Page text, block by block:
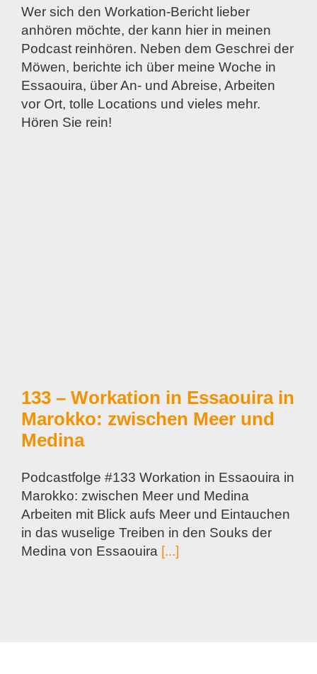
Wer sich den Workation-Bericht lieber
anhören möchte, der kann hier in meinen
Podcast reinhören. Neben dem Geschrei der
Möwen, berichte ich über meine Woche in
Essaouira, über An- und Abreise, Arbeiten
vor Ort, tolle Locations und vieles mehr.
Hören Sie rein!
133 – Workation in Essaouira in
Marokko: zwischen Meer und
Medina
Podcastfolge #133 Workation in Essaouira in
Marokko: zwischen Meer und Medina
Arbeiten mit Blick aufs Meer und Eintauchen
in das wuselige Treiben in den Souks der
Medina von Essaouira [...]